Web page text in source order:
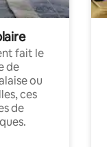
fait le
de
ou
ces
de